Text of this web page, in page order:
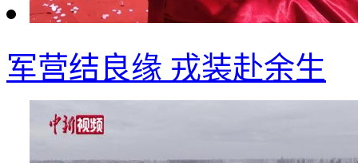
军营结良缘 戎装赴余生